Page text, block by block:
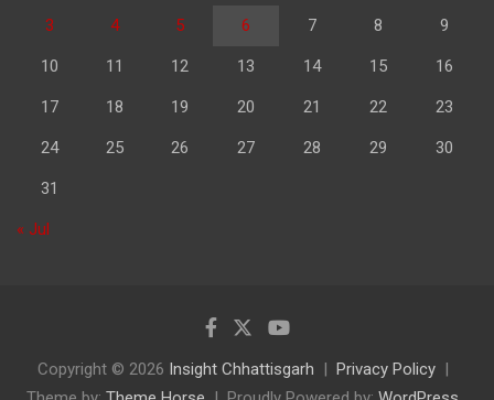
3 4 5 6 7 8 9
10 11 12 13 14 15 16
17 18 19 20 21 22 23
24 25 26 27 28 29 30
31
« Jul
Copyright © 2026 Insight Chhattisgarh
Privacy Policy